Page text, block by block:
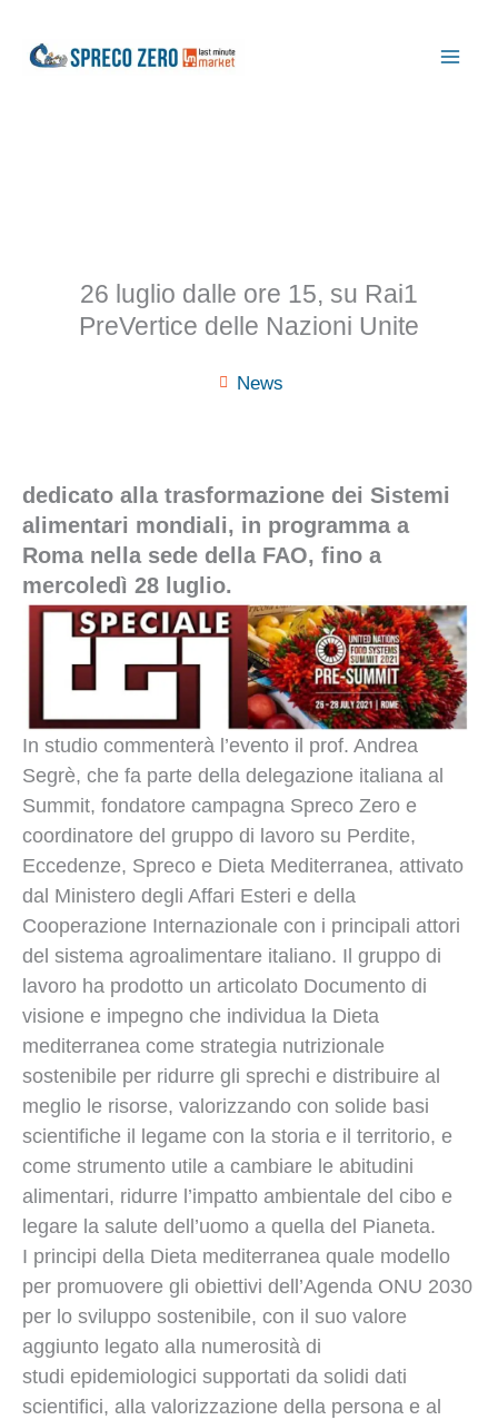
26 luglio dalle ore 15, su Rai1
PreVertice delle Nazioni Unite
News
dedicato alla trasformazione dei Sistemi
alimentari mondiali, in programma a
Roma nella sede della FAO, fino a
mercoledì 28 luglio.
In studio commenterà l’evento il prof. Andrea
Segrè, che fa parte della delegazione italiana al
Summit, fondatore campagna Spreco Zero e
coordinatore del gruppo di lavoro su Perdite,
Eccedenze, Spreco e Dieta Mediterranea, attivato
dal Ministero degli Affari Esteri e della
Cooperazione Internazionale con i principali attori
del sistema agroalimentare italiano. Il gruppo di
lavoro ha prodotto un articolato Documento di
visione e impegno che individua la Dieta
mediterranea come strategia nutrizionale
sostenibile per ridurre gli sprechi e distribuire al
meglio le risorse, valorizzando con solide basi
scientifiche il legame con la storia e il territorio, e
come strumento utile a cambiare le abitudini
alimentari, ridurre l’impatto ambientale del cibo e
legare la salute dell’uomo a quella del Pianeta.
I principi della Dieta mediterranea quale modello
per promuovere gli obiettivi dell’Agenda ONU 2030
per lo sviluppo sostenibile, con il suo valore
aggiunto legato alla numerosità di
studi epidemiologici supportati da solidi dati
scientifici, alla valorizzazione della persona e al